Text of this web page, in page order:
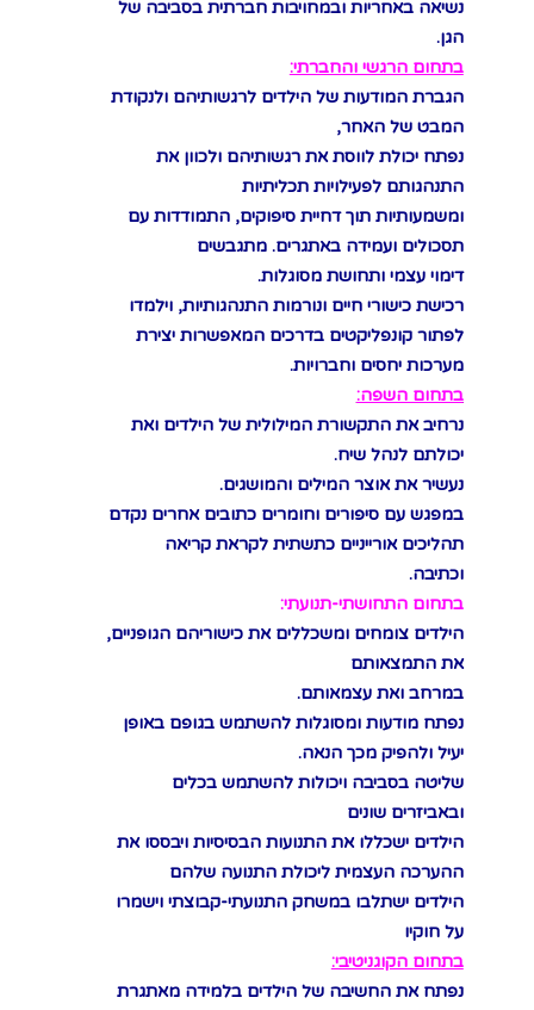
נשיאה באחריות ובמחויבות חברתית בסביבה של
הגן.
בתחום הרגשי והחברתי:
הגברת המודעות של הילדים לרגשותיהם ולנקודת
המבט של האחר,
נפתח יכולת לווסת את רגשותיהם ולכוון את
התנהגותם לפעילויות תכליתיות
ומשמעותיות תוך דחיית סיפוקים, התמודדות עם
תסכולים ועמידה באתגרים. מתגבשים
דימוי עצמי ותחושת מסוגלות.
רכישת כישורי חיים ונורמות התנהגותיות, וילמדו
לפתור קונפליקטים בדרכים המאפשרות יצירת
מערכות יחסים וחברויות.
בתחום השפה:
נרחיב את התקשורת המילולית של הילדים ואת
יכולתם לנהל שיח.
נעשיר את אוצר המילים והמושגים.
במפגש עם סיפורים וחומרים כתובים אחרים נקדם
תהליכים אורייניים כתשתית לקראת קריאה
וכתיבה.
בתחום התחושתי-תנועתי:
הילדים צומחים ומשכללים את כישוריהם הגופניים,
את התמצאותם
במרחב ואת עצמאותם.
נפתח מודעות ומסוגלות להשתמש בגופם באופן
יעיל ולהפיק מכך הנאה.
שליטה בסביבה ויכולות להשתמש בכלים
ובאביזרים שונים
הילדים ישכללו את התנועות הבסיסיות ויבססו את
ההערכה העצמית ליכולת התנועה שלהם
הילדים ישתלבו במשחק התנועתי-קבוצתי וישמרו
על חוקיו
בתחום הקוגניטיבי:
נפתח את החשיבה של הילדים בלמידה מאתגרת